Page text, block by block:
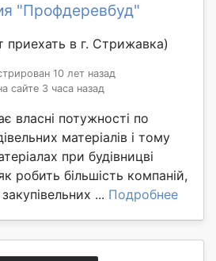
"Профдеревбуд"
в г. Стрижавка)
10 лет назад
сайте 3 часа назад
власні потужності по
матеріалів і тому
при будівницві
робить більшість компаній,
... Подробнее